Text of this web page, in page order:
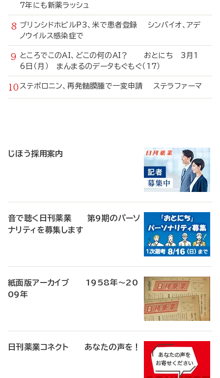
7年にも新薬ラッシュ
ブリンシドホビルP3、米で患者登録 シンバイオ、アデ
ノウイルス感染症で
ところでこのAI、どこの何のAI？ おとにち 3月1
6日（月） まんまるのデータもぐもぐ（17）
ステボロニン、再発髄膜腫で一変申請 ステラファーマ
じほう採用案内
音で聴く日刊薬業 第9期のパーソ
ナリティを募集します
紙面版アーカイブ 1958年～20
09年
日刊薬業コネクト あなたの声を！